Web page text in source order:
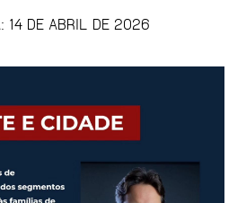
14 DE ABRIL DE 2026